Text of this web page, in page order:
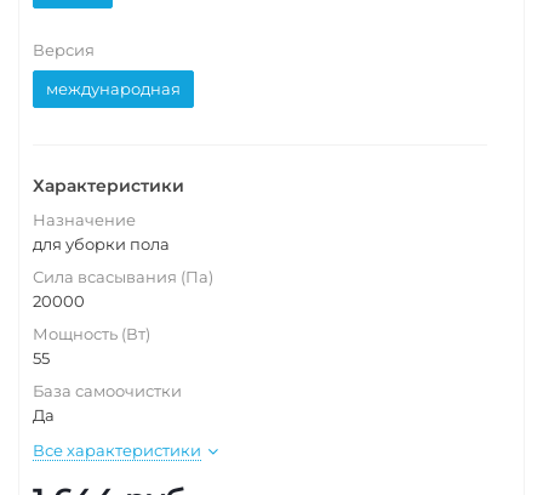
Версия
международная
Характеристики
Назначение
для уборки пола
Сила всасывания (Па)
20000
Мощность (Вт)
55
База самоочистки
Да
Все характеристики